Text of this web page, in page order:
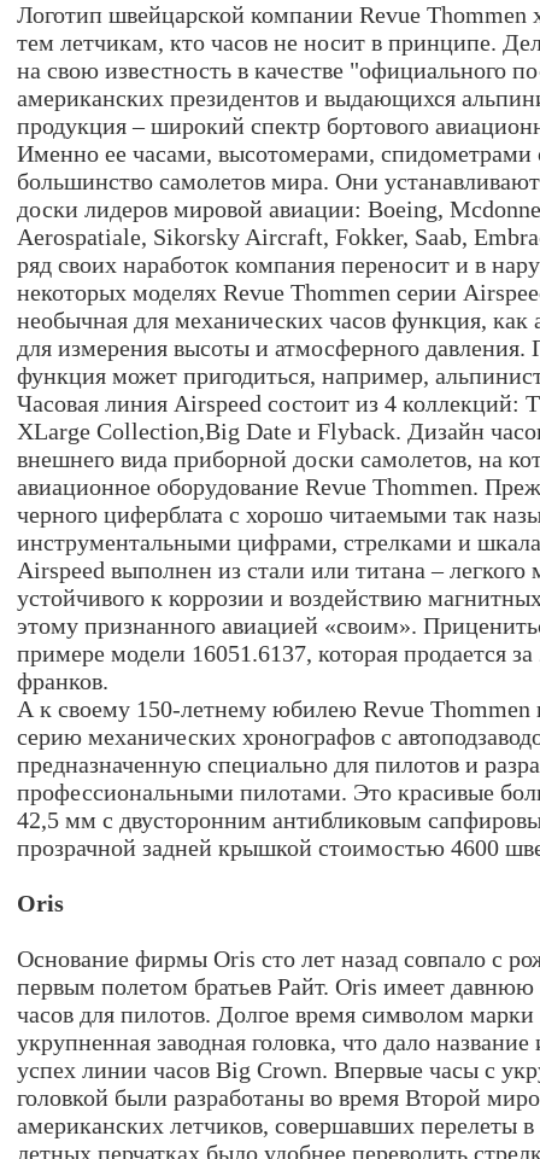
Логотип швейцарской компании Revue Thommen
тем летчикам, кто часов не носит в принципе.
на свою известность в качестве "официального
американских президентов и выдающихся
продукция – широкий спектр бортового
Именно ее часами, высотомерами, спидометрами
большинство самолетов мира. Они
доски лидеров мировой авиации: Boeing,
Aerospatiale, Sikorsky Aircraft, Fokker, Saab,
ряд своих наработок компания переносит и в
некоторых моделях Revue Thommen серии
необычная для механических часов функция, как
для измерения высоты и атмосферного давления.
функция может пригодиться, например,
Часовая линия Airspeed состоит из 4 коллекций:
XLarge Collection,Big Date и Flyback. Дизайн
внешнего вида приборной доски самолетов, на
авиационное оборудование Revue Thommen.
черного циферблата с хорошо читаемыми так
инструментальными цифрами, стрелками и
Airspeed выполнен из стали или титана – легкого
устойчивого к коррозии и воздействию
этому признанного авиацией «своим».
примере модели 16051.6137, которая продается
франков.
А к своему 150-летнему юбилею Revue Thommen
серию механических хронографов с
предназначенную специально для пилотов и
профессиональными пилотами. Это красивые
42,5 мм с двусторонним антибликовым
прозрачной задней крышкой стоимостью 4600
Oris
Основание фирмы Oris сто лет назад совпало с
первым полетом братьев Райт. Oris имеет
часов для пилотов. Долгое время символом
укрупненная заводная головка, что дало
успех линии часов Big Crown. Впервые часы с
головкой были разработаны во время Второй
американских летчиков, совершавших перелеты
летных перчатках было удобнее переводить